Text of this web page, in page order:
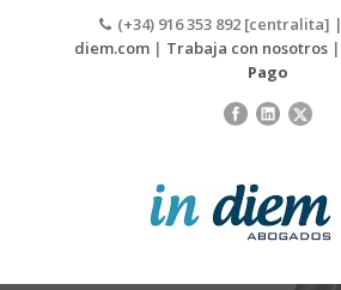
(+34) 916 353 892 [centralita] |
diem.com| Trabaja con nosotros|
Pago